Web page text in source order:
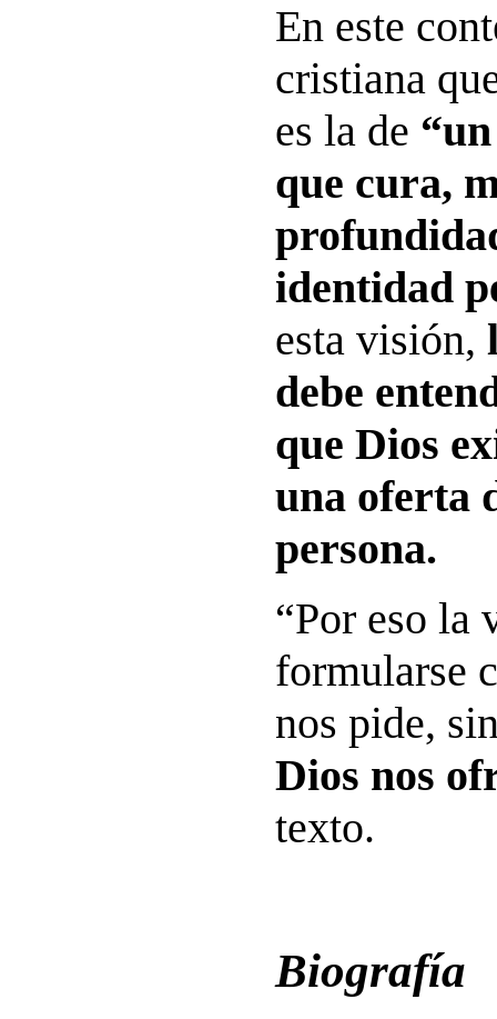
En este
cristiana
es la de
que cura,
identidad
esta visión,
debe
que Dios
una oferta
persona.
“Por eso la
formularse
nos pide,
Dios nos
texto.
Biografía